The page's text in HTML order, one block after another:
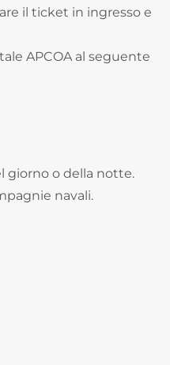
il ticket in ingresso e
APCOA al seguente
giorno o della notte.
navali.